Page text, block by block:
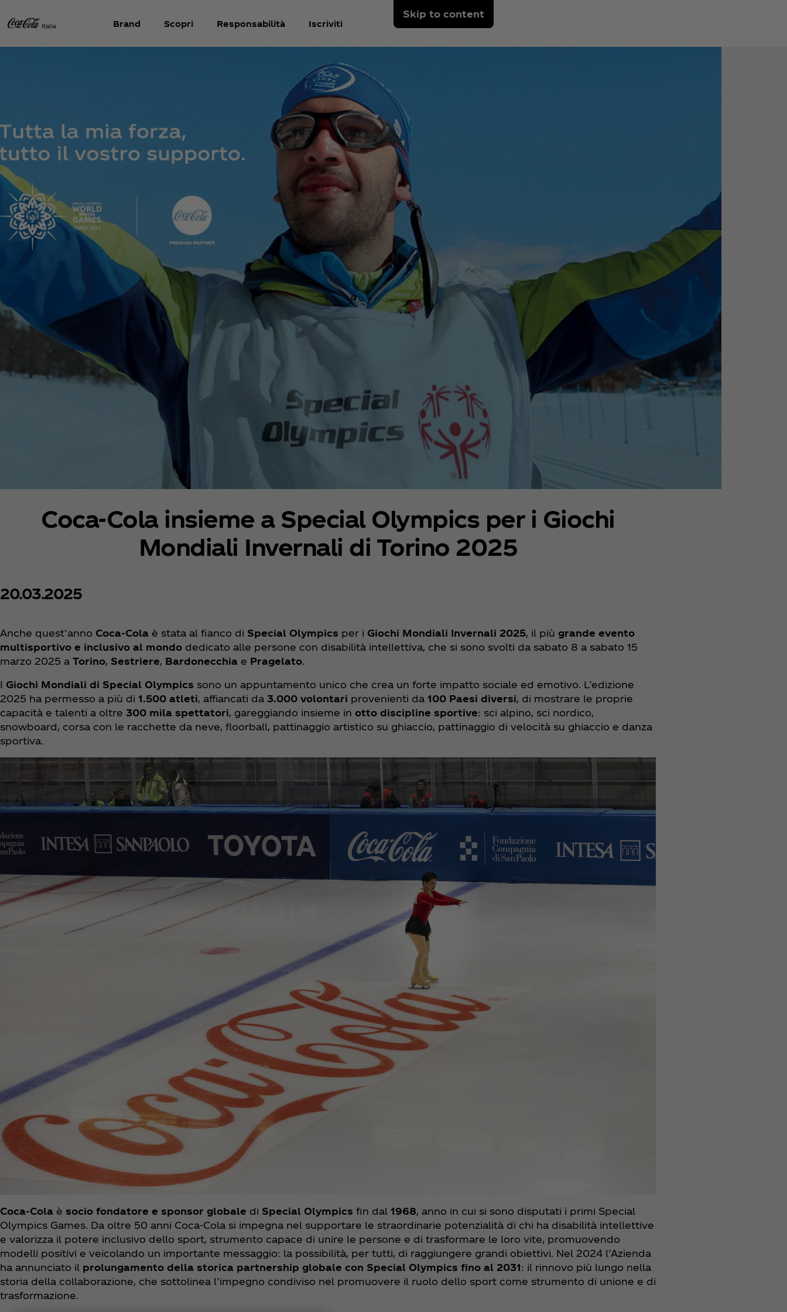
Skip to content
Brand Scopri Responsabilità Iscriviti
Coca‑Cola insieme a Special Olympics per i Giochi
Mondiali Invernali di Torino 2025
20.03.2025
Anche quest’anno Coca‑Cola è stata al fianco di Special Olympics per i Giochi Mondiali Invernali 2025, il più grande evento
multisportivo e inclusivo al mondo dedicato alle persone con disabilità intellettiva, che si sono svolti da sabato 8 a sabato 15
marzo 2025 a Torino, Sestriere, Bardonecchia e Pragelato.
I Giochi Mondiali di Special Olympics sono un appuntamento unico che crea un forte impatto sociale ed emotivo. L’edizione
2025 ha permesso a più di 1.500 atleti, affiancati da 3.000 volontari provenienti da 100 Paesi diversi, di mostrare le proprie
capacità e talenti a oltre 300 mila spettatori, gareggiando insieme in otto discipline sportive: sci alpino, sci nordico,
snowboard, corsa con le racchette da neve, floorball, pattinaggio artistico su ghiaccio, pattinaggio di velocità su ghiaccio e danza
sportiva.
Coca‑Cola è socio fondatore e sponsor globale di Special Olympics fin dal 1968, anno in cui si sono disputati i primi Special
Olympics Games. Da oltre 50 anni Coca‑Cola si impegna nel supportare le straordinarie potenzialità di chi ha disabilità intellettive
e valorizza il potere inclusivo dello sport, strumento capace di unire le persone e di trasformare le loro vite, promuovendo
modelli positivi e veicolando un importante messaggio: la possibilità, per tutti, di raggiungere grandi obiettivi. Nel 2024 l’Azienda
ha annunciato il prolungamento della storica partnership globale con Special Olympics fino al 2031: il rinnovo più lungo nella
storia della collaborazione, che sottolinea l’impegno condiviso nel promuovere il ruolo dello sport come strumento di unione e di
trasformazione.